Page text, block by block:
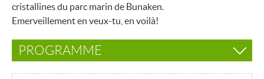
cristallines du parc marin de Bunaken.
Emerveillement en veux-tu, en voilà!
PROGRAMME